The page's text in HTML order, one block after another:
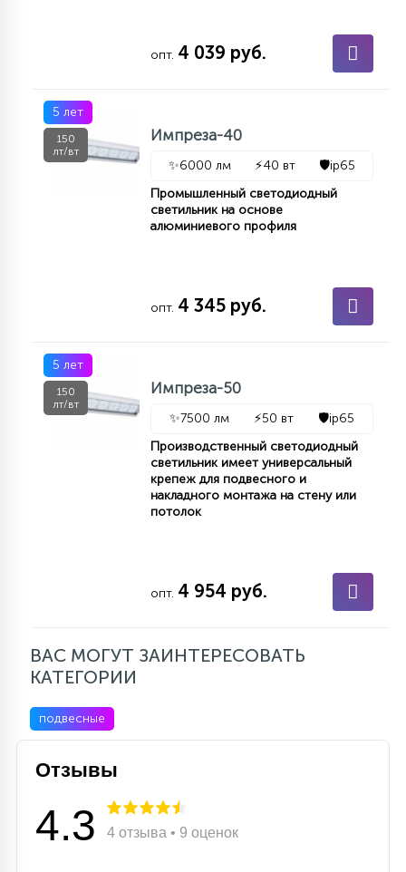
опт. 4 039 руб.
5 лет
150
лт/вт
Импреза-40
✨6000 лм ⚡40 вт 🛡️ip65
Промышленный светодиодный
светильник на основе
алюминиевого профиля
опт. 4 345 руб.
5 лет
150
лт/вт
Импреза-50
✨7500 лм ⚡50 вт 🛡️ip65
Производственный светодиодный
светильник имеет универсальный
крепеж для подвесного и
накладного монтажа на стену или
потолок
опт. 4 954 руб.
ВАС МОГУТ ЗАИНТЕРЕСОВАТЬ
КАТЕГОРИИ
подвесные
Отзывы
4.3 4 отзыва • 9 оценок